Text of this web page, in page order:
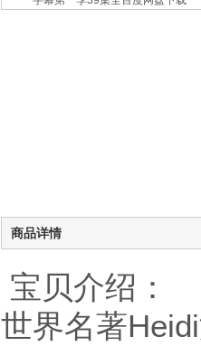
商品详情
宝贝介绍：
世界名著